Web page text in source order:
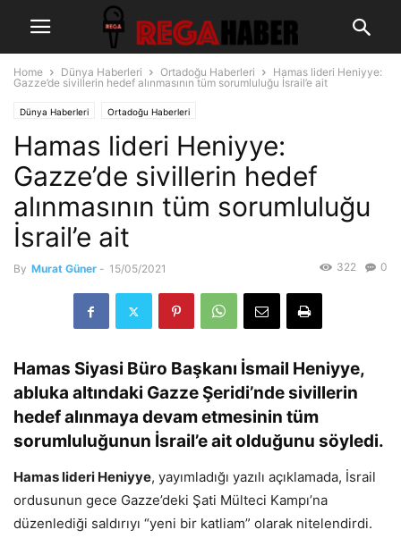
Home Dünya Haberleri Ortadoğu Haberleri
Hamas lideri Heniyye:
Gazze’de sivillerin hedef alınmasının tüm sorumluluğu İsrail’e ait
Dünya Haberleri Ortadoğu Haberleri
Hamas lideri Heniyye:
Gazze’de sivillerin hedef
alınmasının tüm sorumluluğu
İsrail’e ait
By Murat Güner - 15/05/2021 0
322
Hamas Siyasi Büro Başkanı İsmail Heniyye,
abluka altındaki Gazze Şeridi’nde sivillerin
hedef alınmaya devam etmesinin tüm
sorumluluğunun İsrail’e ait olduğunu söyledi.
Hamas lideri Heniyye, yayımladığı yazılı açıklamada, İsrail
ordusunun gece Gazze’deki Şati Mülteci Kampı’na
düzenlediği saldırıyı “yeni bir katliam” olarak nitelendirdi.